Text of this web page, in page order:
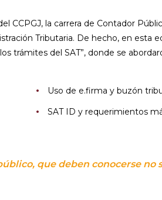
CCPGJ, la carrera de Contador
Tributaria. De hecho, en esta
trámites del SAT”, donde se
Uso de e.firma y buzón
SAT ID y requerimientos
que deben conocerse